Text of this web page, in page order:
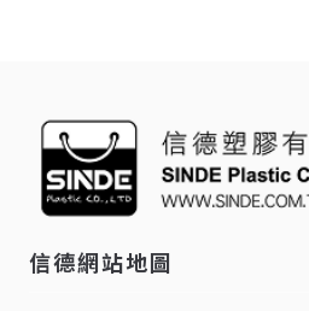
信德網站地圖